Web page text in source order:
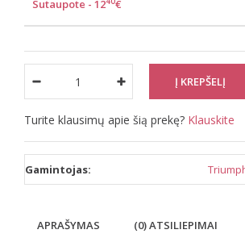
Sutaupote - 12 €
Turite klausimų apie šią prekę? Klauskite
Gamintojas:
APRAŠYMAS (0) ATSILIEPIMAI